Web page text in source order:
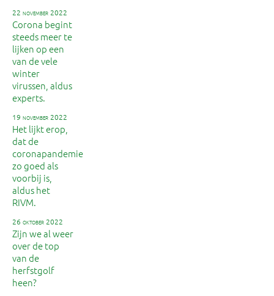
22 november 2022
Corona begint
steeds meer te
lijken op een
van de vele
winter
virussen, aldus
experts.
19 november 2022
Het lijkt erop,
dat de
coronapandemie
zo goed als
voorbij is,
aldus het
RIVM.
26 oktober 2022
Zijn we al weer
over de top
van de
herfstgolf
heen?